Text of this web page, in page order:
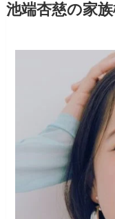
池端杏慈の家